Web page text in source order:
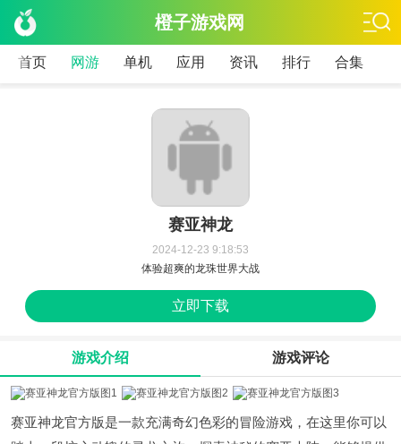
橙子游戏网
首页 网游 单机 应用 资讯 排行 合集
赛亚神龙
2024-12-23 9:18:53
体验超爽的龙珠世界大战
立即下载
游戏介绍 游戏评论
赛亚神龙官方版是一款充满奇幻色彩的冒险游戏，在这里你可以